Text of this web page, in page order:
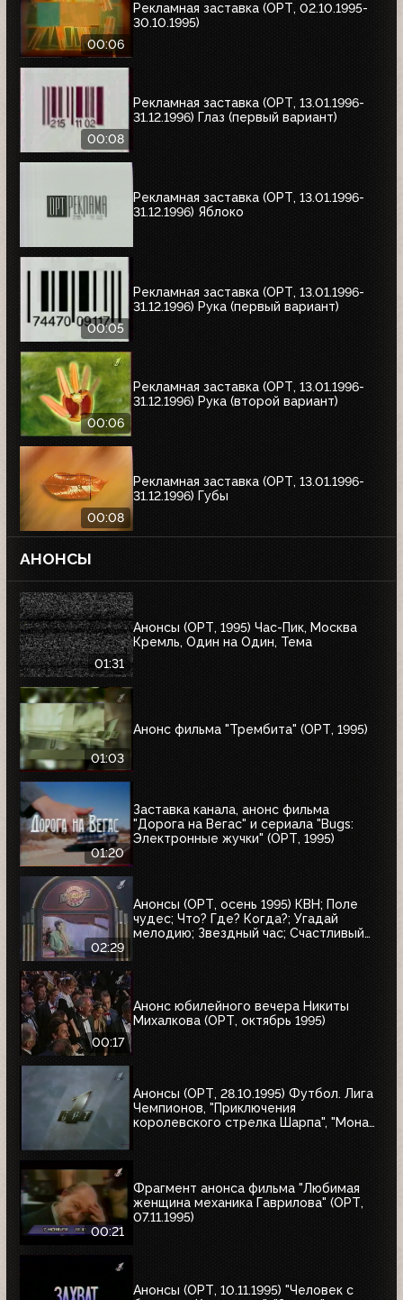
00:06
Рекламная заставка (ОРТ, 02.10.1995-
30.10.1995)
00:08
Рекламная заставка (ОРТ, 13.01.1996-
31.12.1996) Глаз (первый вариант)
Рекламная заставка (ОРТ, 13.01.1996-
31.12.1996) Яблоко
00:05
Рекламная заставка (ОРТ, 13.01.1996-
31.12.1996) Рука (первый вариант)
00:06
Рекламная заставка (ОРТ, 13.01.1996-
31.12.1996) Рука (второй вариант)
00:08
Рекламная заставка (ОРТ, 13.01.1996-
31.12.1996) Губы
АНОНСЫ
01:31
Анонсы (ОРТ, 1995) Час-Пик, Москва
Кремль, Один на Один, Тема
01:03
Анонс фильма "Трембита" (ОРТ, 1995)
01:20
Заставка канала, анонс фильма
"Дорога на Вегас" и сериала "Bugs:
Электронные жучки" (ОРТ, 1995)
02:29
Анонсы (ОРТ, осень 1995) КВН; Поле
чудес; Что? Где? Когда?; Угадай
мелодию; Звездный час; Счастливый
00:17
Анонс юбилейного вечера Никиты
Михалкова (ОРТ, октябрь 1995)
Анонсы (ОРТ, 28.10.1995) Футбол. Лига
Чемпионов, "Приключения
королевского стрелка Шарпа", "Мона
00:21
Фрагмент анонса фильма "Любимая
женщина механика Гаврилова" (ОРТ,
07.11.1995)
Анонсы (ОРТ, 10.11.1995) "Человек с